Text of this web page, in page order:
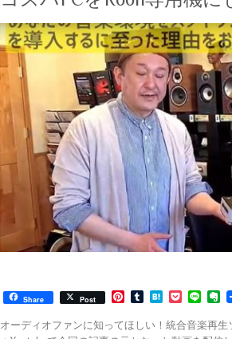
Share Post
P
n
t
T
m
b
H
t
e
P
c
k
L
n
e
E
e
r
オーディオファンに知ってほしい！統合音楽再